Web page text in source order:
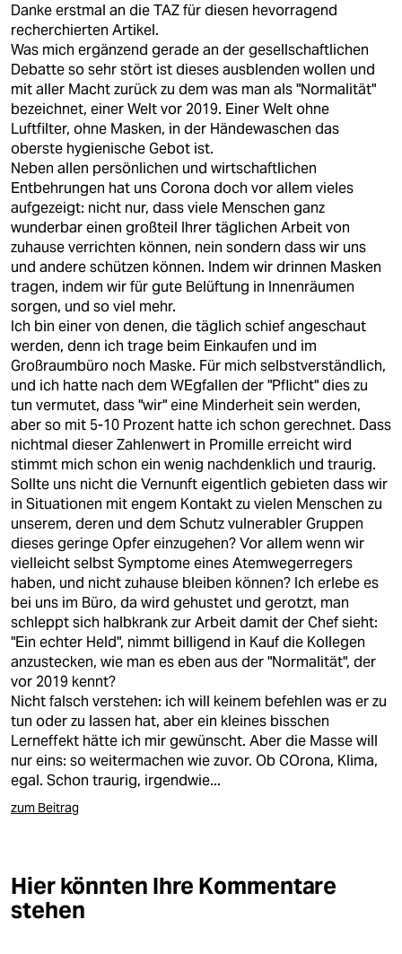
Danke erstmal an die TAZ für diesen hevorragend
recherchierten Artikel.
Was mich ergänzend gerade an der gesellschaftlichen
Debatte so sehr stört ist dieses ausblenden wollen und
mit aller Macht zurück zu dem was man als "Normalität"
bezeichnet, einer Welt vor 2019. Einer Welt ohne
Luftfilter, ohne Masken, in der Händewaschen das
oberste hygienische Gebot ist.
Neben allen persönlichen und wirtschaftlichen
Entbehrungen hat uns Corona doch vor allem vieles
aufgezeigt: nicht nur, dass viele Menschen ganz
wunderbar einen großteil Ihrer täglichen Arbeit von
zuhause verrichten können, nein sondern dass wir uns
und andere schützen können. Indem wir drinnen Masken
tragen, indem wir für gute Belüftung in Innenräumen
sorgen, und so viel mehr.
Ich bin einer von denen, die täglich schief angeschaut
werden, denn ich trage beim Einkaufen und im
Großraumbüro noch Maske. Für mich selbstverständlich,
und ich hatte nach dem WEgfallen der "Pflicht" dies zu
tun vermutet, dass "wir" eine Minderheit sein werden,
aber so mit 5-10 Prozent hatte ich schon gerechnet. Dass
nichtmal dieser Zahlenwert in Promille erreicht wird
stimmt mich schon ein wenig nachdenklich und traurig.
Sollte uns nicht die Vernunft eigentlich gebieten dass wir
in Situationen mit engem Kontakt zu vielen Menschen zu
unserem, deren und dem Schutz vulnerabler Gruppen
dieses geringe Opfer einzugehen? Vor allem wenn wir
vielleicht selbst Symptome eines Atemwegerregers
haben, und nicht zuhause bleiben können? Ich erlebe es
bei uns im Büro, da wird gehustet und gerotzt, man
schleppt sich halbkrank zur Arbeit damit der Chef sieht:
"Ein echter Held", nimmt billigend in Kauf die Kollegen
anzustecken, wie man es eben aus der "Normalität", der
vor 2019 kennt?
Nicht falsch verstehen: ich will keinem befehlen was er zu
tun oder zu lassen hat, aber ein kleines bisschen
Lerneffekt hätte ich mir gewünscht. Aber die Masse will
nur eins: so weitermachen wie zuvor. Ob COrona, Klima,
egal. Schon traurig, irgendwie...
zum Beitrag
Hier könnten Ihre Kommentare
stehen